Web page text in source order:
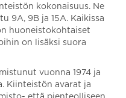
kokonaisuus. Ne
9A, 9B ja 15A. Kaikissa
huoneistokohtaiset
on lisäksi suora
vuonna 1974 ja
Kiinteistön avarat ja